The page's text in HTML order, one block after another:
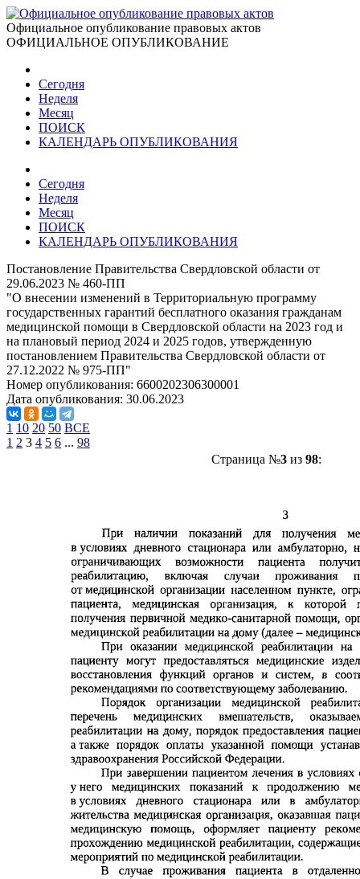
Официальное опубликование правовых актов
ОФИЦИАЛЬНОЕ ОПУБЛИКОВАНИЕ
Сегодня
Неделя
Месяц
ПОИСК
КАЛЕНДАРЬ ОПУБЛИКОВАНИЯ
Сегодня
Неделя
Месяц
ПОИСК
КАЛЕНДАРЬ ОПУБЛИКОВАНИЯ
Постановление Правительства Свердловской области от
29.06.2023 № 460-ПП
"О внесении изменений в Территориальную программу
государственных гарантий бесплатного оказания гражданам
медицинской помощи в Свердловской области на 2023 год и
на плановый период 2024 и 2025 годов, утвержденную
постановлением Правительства Свердловской области от
27.12.2022 № 975-ПП"
Номер опубликования: 6600202306300001
Дата опубликования: 30.06.2023
1 10 20 50 ВСЕ
1 2 3 4 5 6 ... 98
Страница №3из 98: